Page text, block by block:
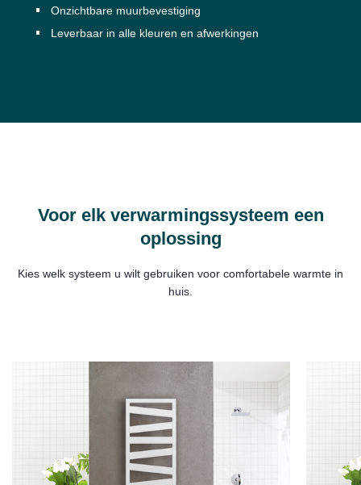
Onzichtbare muurbevestiging
Leverbaar in alle kleuren en afwerkingen
Voor elk verwarmingssysteem een
oplossing
Kies welk systeem u wilt gebruiken voor comfortabele warmte in
huis.